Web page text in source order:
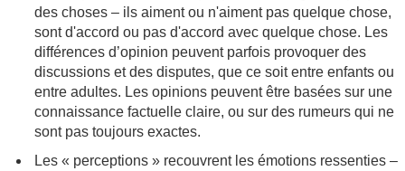
des choses – ils aiment ou n'aiment pas quelque chose,
sont d'accord ou pas d'accord avec quelque chose. Les
différences d’opinion peuvent parfois provoquer des
discussions et des disputes, que ce soit entre enfants ou
entre adultes. Les opinions peuvent être basées sur une
connaissance factuelle claire, ou sur des rumeurs qui ne
sont pas toujours exactes.
Les « perceptions » recouvrent les émotions ressenties –